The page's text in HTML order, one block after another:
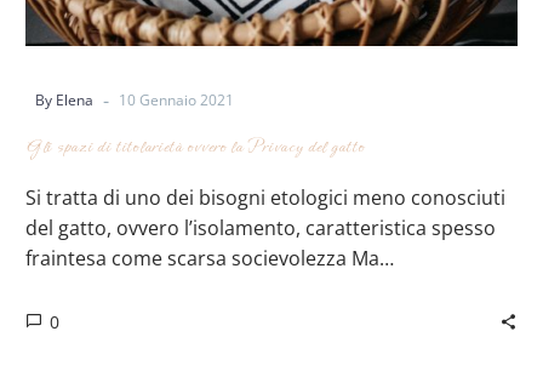
By Elena - 10 Gennaio 2021
Gli spazi di titolarietà ovvero la Privacy del gatto
Si tratta di uno dei bisogni etologici meno conosciuti
del gatto, ovvero l’isolamento, caratteristica spesso
fraintesa come scarsa socievolezza Ma…
0